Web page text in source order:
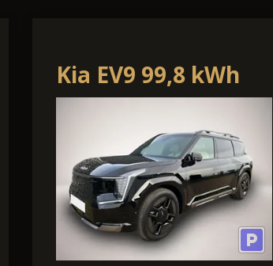
Kia EV9 99,8 kWh
AWD Dual Motor